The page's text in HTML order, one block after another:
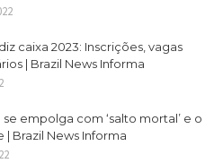
caixa 2023: Inscrições, vagas
| Brazil News Informa
empolga com ‘salto mortal’ e o
Brazil News Informa